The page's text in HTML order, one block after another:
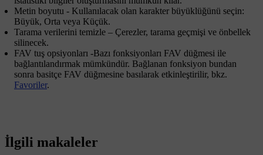
Metin boyutu - Kullanılacak olan karakter büyüklüğünü seçin:
Büyük, Orta veya Küçük.
Tarama verilerini temizle – Çerezler, tarama geçmişi ve önbellek
silinecek.
FAV tuş opsiyonları -Bazı fonksiyonları FAV düğmesi ile
bağlantılandırmak mümkündür. Bağlanan fonksiyon bundan
sonra basitçe FAV düğmesine basılarak etkinleştirilir, bkz.
Favoriler.
İlgili makaleler